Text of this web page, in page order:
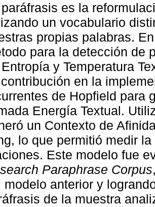
es la
un vocabulario
propias palabras.
para la detección de
y Temperatura
en la
de Hopfield para
Energía Textual.
un Contexto de
lo que permitió medir
Este modelo fue
Paraphrase Corpus
modelo anterior y
de la muestra